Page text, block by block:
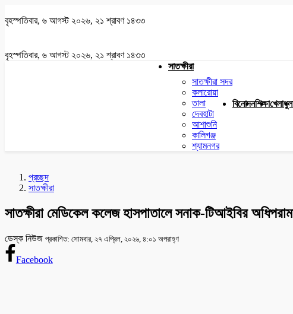
বৃহস্পতিবার, ৬ আগস্ট ২০২৬, ২১ শ্রাবণ ১৪৩৩
বৃহস্পতিবার, ৬ আগস্ট ২০২৬, ২১ শ্রাবণ ১৪৩৩
সাতক্ষীরা
সাতক্ষীরা সদর
কলারোয়া
তালা
দেবহাটা
আশাশুনি
কালিগঞ্জ
শ্যামনগর
বিনোদনশিক্ষা
প্রচ্ছদ
সাতক্ষীরা
সাতক্ষীরা মেডিকেল কলেজ হাসপাতালে সনাক-টিআইবির
ডেস্ক নিউজ প্রকাশিত: সোমবার, ২৭ এপ্রিল, ২০২৬, ৪:০১ অপরাহ্ণ
Facebook